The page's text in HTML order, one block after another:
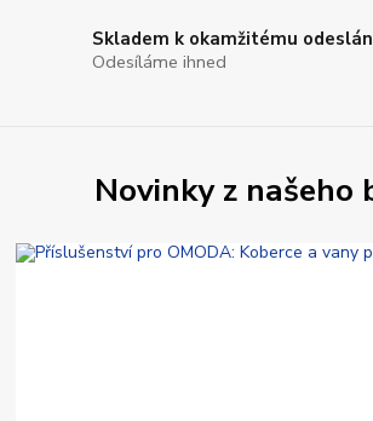
Skladem k okamžitému
Odesíláme ihned
Novinky z našeho